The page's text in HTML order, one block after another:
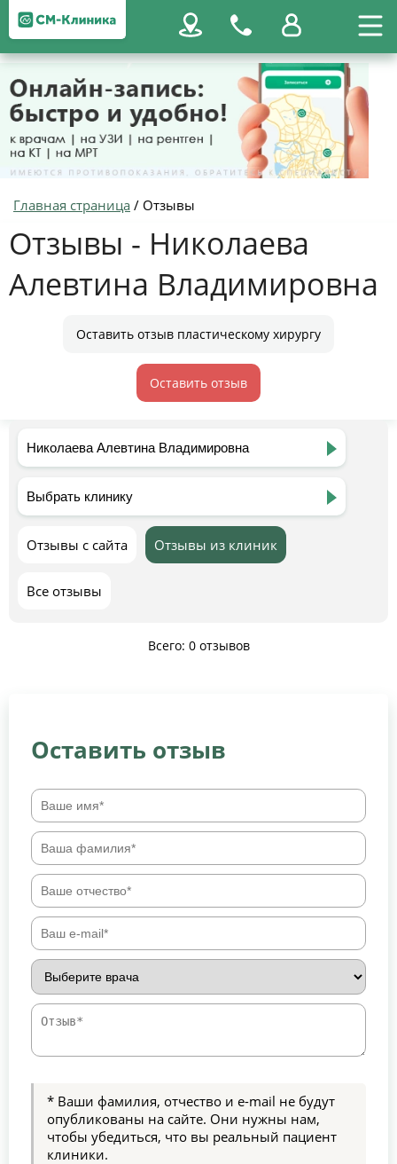
Главная страница / Отзывы
Отзывы - Николаева
Алевтина Владимировна
Оставить отзыв пластическому хирургу
Оставить отзыв
Отзывы с сайта Отзывы из клиник
Все отзывы
Всего: 0 отзывов
Оставить отзыв
* Ваши фамилия, отчество и e-mail не будут
опубликованы на сайте. Они нужны нам,
чтобы убедиться, что вы реальный пациент
клиники.